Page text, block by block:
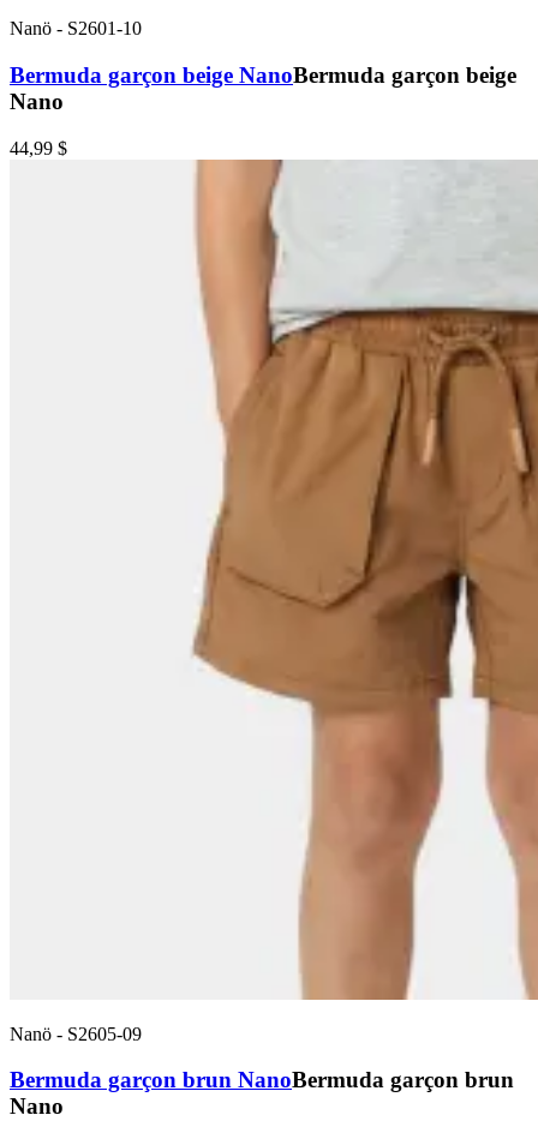
Nanö - S2601-10
Bermuda garçon beige NanoBermuda garçon beige
Nano
44,99 $
Nanö - S2605-09
Bermuda garçon brun NanoBermuda garçon brun
Nano